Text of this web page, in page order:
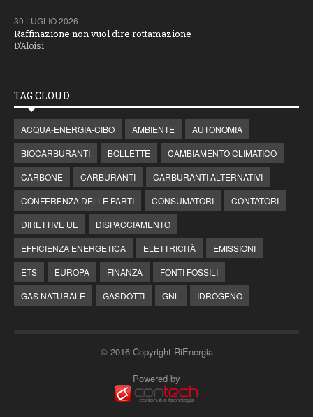
30 LUGLIO 2026
Raffinazione non vuol dire rottamazione
D’Aloisi
TAG CLOUD
ACQUA-ENERGIA-CIBO AMBIENTE
AUTONOMIA
BIOCARBURANTI
BOLLETTE
CAMBIAMENTO CLIMATICO
CARBONE
CARBURANTI
CARBURANTI ALTERNATIVI
CONFERENZA DELLE PARTI
CONSUMATORI
CONTATORI
DIRETTIVE UE
DISPACCIAMENTO
EFFICIENZA ENERGETICA
ELETTRICITÀ
EMISSIONI
ETS
EUROPA FINANZA
FONTI FOSSILI
GAS NATURALE
GASDOTTI GNL IDROGENO
© 2016 Copyright RiEnergia
Powered by